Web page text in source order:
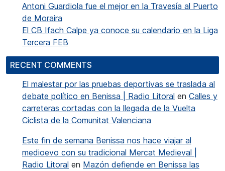
Antoni Guardiola fue el mejor en la Travesía al Puerto
de Moraira
El CB Ifach Calpe ya conoce su calendario en la Liga
Tercera FEB
RECENT COMMENTS
El malestar por las pruebas deportivas se traslada al
debate político en Benissa | Radio Litoral en Calles y
carreteras cortadas con la llegada de la Vuelta
Ciclista de la Comunitat Valenciana
Este fin de semana Benissa nos hace viajar al
medioevo con su tradicional Mercat Medieval |
Radio Litoral en Mazón defiende en Benissa las